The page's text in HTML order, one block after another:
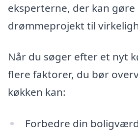
eksperterne, der kan gøre
drømmeprojekt til
Når du søger efter et nyt
flere faktorer, du bør
køkken kan:
Forbedre din